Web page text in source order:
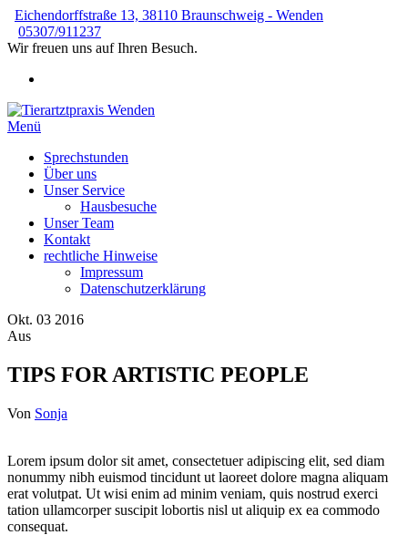
Zum
Inhalt
springen
Eichendorffstraße 13, 38110 Braunschweig - Wenden
05307/911237
Wir freuen uns auf Ihren Besuch.
Menü
Sprechstunden
Über uns
Unser Service
Hausbesuche
Unser Team
Kontakt
rechtliche Hinweise
Impressum
Datenschutzerklärung
Okt. 03 2016
Aus
TIPS FOR ARTISTIC PEOPLE
Von Sonja
Lorem ipsum dolor sit amet, consectetuer adipiscing elit, sed diam
nonummy nibh euismod tincidunt ut laoreet dolore magna aliquam
erat volutpat. Ut wisi enim ad minim veniam, quis nostrud exerci
tation ullamcorper suscipit lobortis nisl ut aliquip ex ea commodo
consequat.